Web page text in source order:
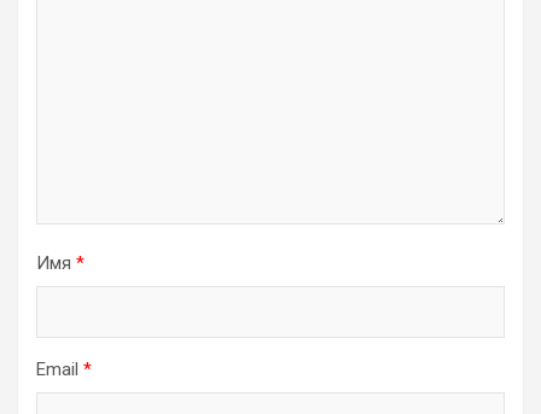
Имя *
Email *